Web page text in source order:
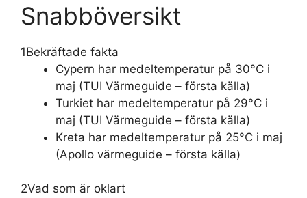
Snabböversikt
1Bekräftade fakta
Cypern har medeltemperatur på 30°C i
maj (TUI Värmeguide – första källa)
Turkiet har medeltemperatur på 29°C i
maj (TUI Värmeguide – första källa)
Kreta har medeltemperatur på 25°C i maj
(Apollo värmeguide – första källa)
2Vad som är oklart